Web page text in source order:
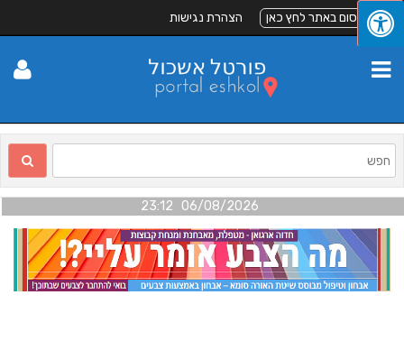
כאן הצהרת נגישות